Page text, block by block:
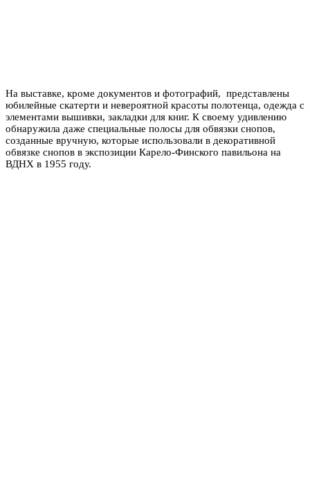
На выставке, кроме документов и фотографий, представлены
юбилейные скатерти и невероятной красоты полотенца, одежда с
элементами вышивки, закладки для книг. К своему удивлению
обнаружила даже специальные полосы для обвязки снопов,
созданные вручную, которые использовали в декоративной
обвязке снопов в экспозиции Карело-Финского павильона на
ВДНХ в 1955 году.